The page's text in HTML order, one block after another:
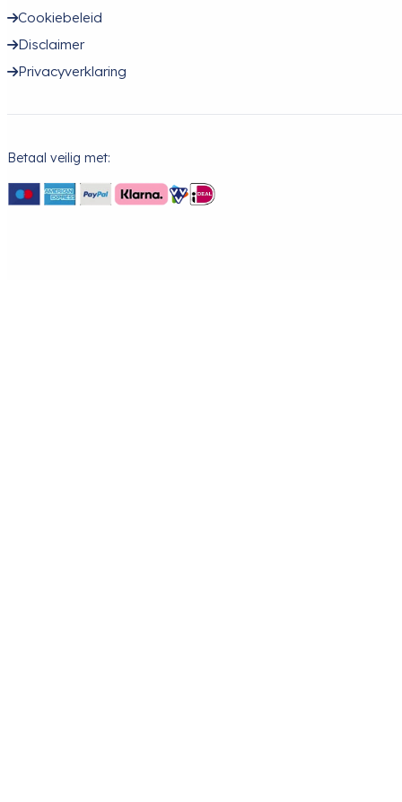
Cookiebeleid
Disclaimer
Privacyverklaring
Betaal veilig met: